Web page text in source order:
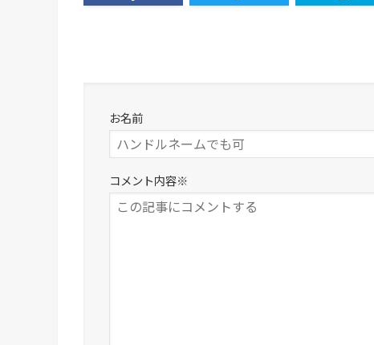
お名前
コメント内容※